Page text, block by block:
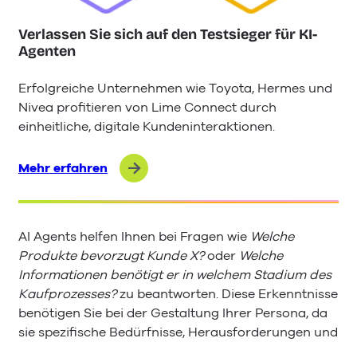
Verlassen Sie sich auf den Testsieger für KI-
Agenten
Erfolgreiche Unternehmen wie Toyota, Hermes und
Nivea profitieren von Lime Connect durch
einheitliche, digitale Kundeninteraktionen.
Mehr erfahren
AI Agents helfen Ihnen bei Fragen wie Welche
Produkte bevorzugt Kunde X?oder Welche
Informationen benötigt er in welchem Stadium des
Kaufprozesses?zu beantworten. Diese Erkenntnisse
benötigen Sie bei der Gestaltung Ihrer Persona, da
sie spezifische Bedürfnisse, Herausforderungen und